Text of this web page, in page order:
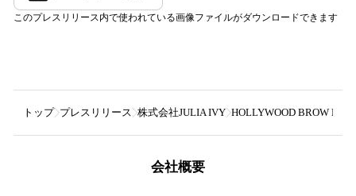
このプレスリリース内で使われている画像ファイルがダウンロードできます
トップ プレスリリース 株式会社JULIA IVY HOLLYWOOD BROW
会社概要